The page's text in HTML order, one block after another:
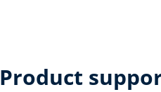
Product